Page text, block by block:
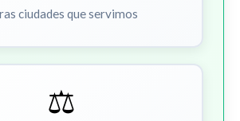
ciudades que servimos
⚖️